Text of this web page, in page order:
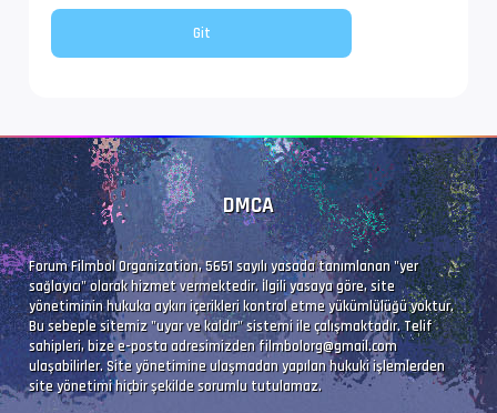
Altyazı #4        : UTF-8
İz Adı            : Tam (Türkçe)
DMCA
Forum Filmbol Organization, 5651 sayılı yasada tanımlanan "yer
sağlayıcı" olarak hizmet vermektedir. İlgili yasaya göre, site
yönetiminin hukuka aykırı içerikleri kontrol etme yükümlülüğü yoktur.
Bu sebeple sitemiz "uyar ve kaldır" sistemi ile çalışmaktadır. Telif
sahipleri, bize e-posta adresimizdenfilmbolorg@gmail.com
ulaşabilirler. Site yönetimine ulaşmadan yapılan hukuki işlemlerden
site yönetimi hiçbir şekilde sorumlu tutulamaz.